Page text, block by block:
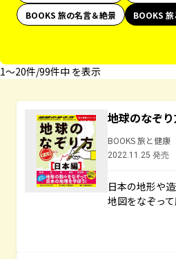
BOOKS 旅の名言＆絶景
BOOKS
1〜20件/99件中 を表示
地球のなぞ
BOOKS 旅と健康
2022.11.25 発売
日本の地形や
地図をなぞっ